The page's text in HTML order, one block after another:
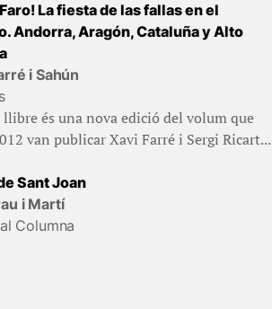
La fiesta de las fallas en el
Andorra, Aragón, Cataluña y Alto
i Sahún
llibre és una nova edició del volum que
van publicar Xavi Farré i Sergi Ricart...
Sant Joan
i Martí
Columna